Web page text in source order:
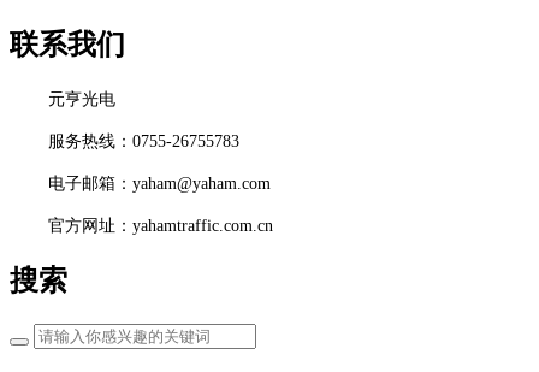
联系我们
元亨光电
服务热线：0755-26755783
电子邮箱：yaham@yaham.com
官方网址：yahamtraffic.com.cn
搜索